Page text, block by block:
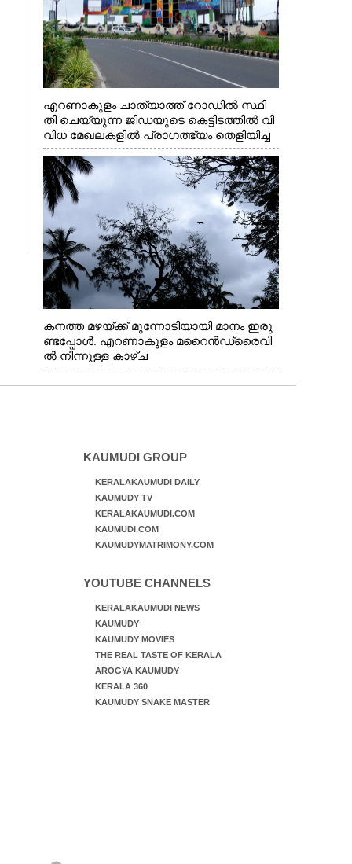
എറണാകുളം ചാത്യാത്ത് റോഡിൽ സ്ഥി
തി ചെയ്യുന്ന ജിഡയുടെ കെട്ടിടത്തിൽ വി
വിധ മേഖലകളിൽ പ്രാഗത്ഭ്യം തെളിയിച്ച
സ്ത്രീകളുടെ ചിത്രങ്ങൾ
ചുവരിൽ പതിപ്പിച്ചപ്പോൾ
കനത്ത മഴയ്ക്ക് മുന്നോടിയായി മാനം ഇരു
ണ്ടപ്പോൾ. എറണാകുളം മറൈൻഡ്രൈവി
ൽ നിന്നുള്ള കാഴ്ച
KAUMUDI GROUP
KERALAKAUMUDI DAILY
KAUMUDY TV
KERALAKAUMUDI.COM
KAUMUDI.COM
KAUMUDYMATRIMONY.COM
YOUTUBE CHANNELS
KERALAKAUMUDI NEWS
KAUMUDY
KAUMUDY MOVIES
THE REAL TASTE OF KERALA
AROGYA KAUMUDY
KERALA 360
KAUMUDY SNAKE MASTER